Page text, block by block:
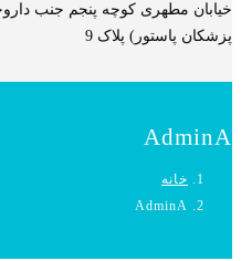
خیابان مطهری کوچه پنجم جنب
پزشکان پاستور) پلاک 9
AdminA
خانه
AdminA